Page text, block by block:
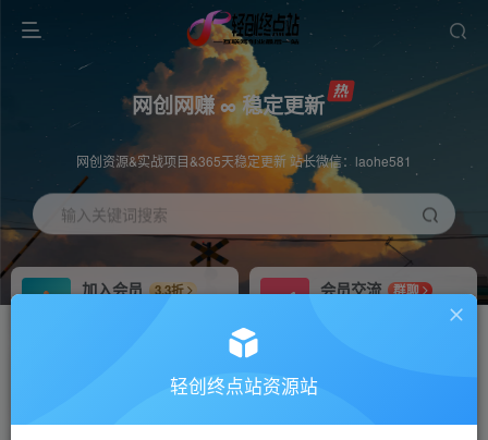
网创网赚 ∞ 稳定更新
网创资源&实战项目&365天稳定更新 站长微信：laohe581
输入关键词搜索
加入会员
3.3折
会员交流
群聊
推广返佣高达70%轻创终点站资源站